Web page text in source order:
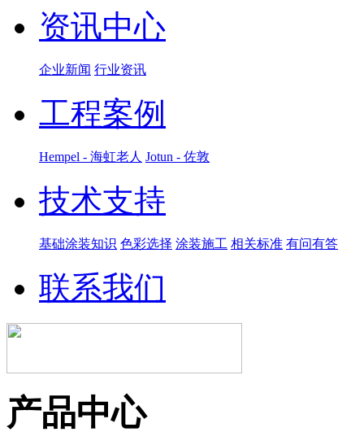
资讯中心
企业新闻 行业资讯
工程案例
Hempel - 海虹老人 Jotun - 佐敦
技术支持
基础涂装知识 色彩选择 涂装施工 相关标准 有问有答
联系我们
产品中心